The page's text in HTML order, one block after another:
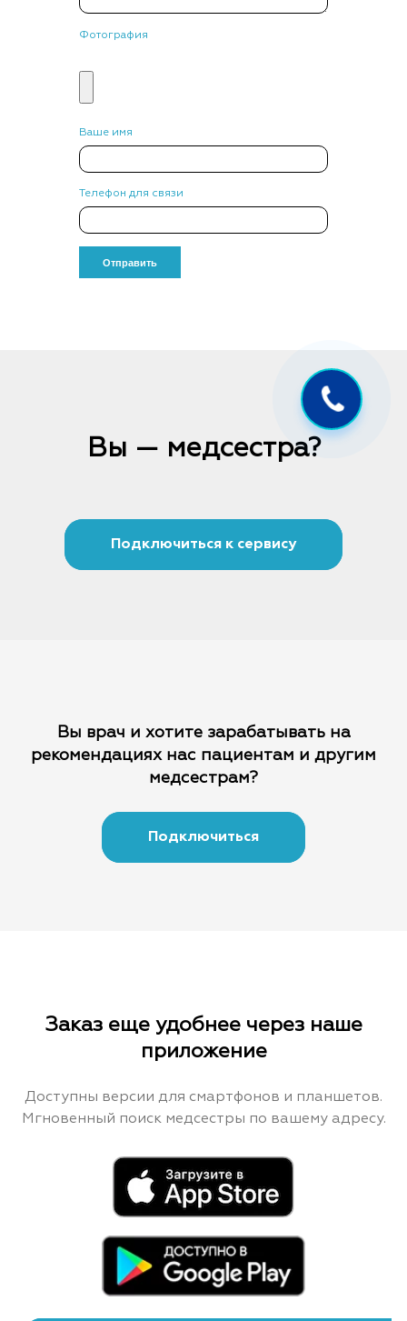
Фотография
Ваше имя
Телефон для связи
Вы — медсестра?
Подключиться к сервису
Вы врач и хотите зарабатывать на
рекомендациях нас пациентам и другим
медсестрам?
Подключиться
Заказ еще удобнее через наше
приложение
Доступны версии для смартфонов и планшетов.
Мгновенный поиск медсестры по вашему адресу.